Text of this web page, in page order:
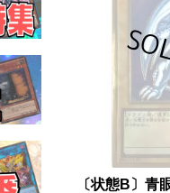
〔状態B〕青